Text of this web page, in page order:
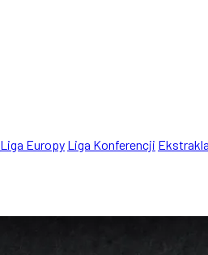
Liga Europy Liga Konferencji